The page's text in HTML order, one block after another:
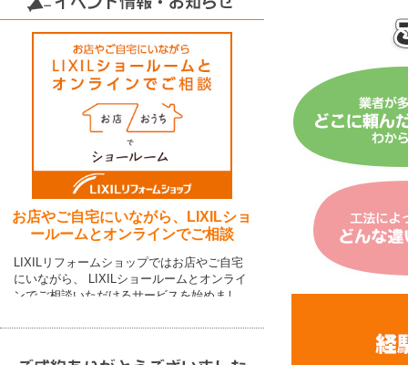
01月08日
うございます。
N町 Y様 マグネットパネル取付工事ご契約